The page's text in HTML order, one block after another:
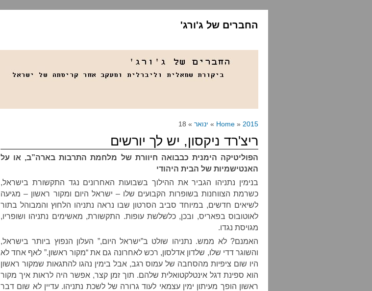
החברים של ג'ורג'
Home » 2015
» ינואר » 18
ריצ'רד ניקסון, יש לך יורשים
הפוליטיקה הימנית כבבואה חיוורת של מלחמת התרבות בארה”ב, או על
האנטישמיות של הבית היהודי
בנימין נתניהו הגביר את ההילוך בשבועות האחרונים נגד התקשורת בישראל,
כשרמת הצווחנות בשופרות הקבועים שלו – ישראל היום ומקור ראשון – מגיעה
לשיאים חדשים, במיוחד סביב הסרטון שבו נראה נתניהו הלחוץ והמבוהל בתור
לאוטובוס בפאריס, ובכן, כלשלשת עופות. התקשורת, מאשימים נתניהו ושופריו,
מגויסת נגדו.
האמנם? לא ממש. נתניהו שולט ב”ישראל היום,” העלון הנפוץ ביותר בישראל,
והשוגר דדי שלו, שלדון אדלסון, רכש לאחרונה גם את “מקור ראשון.” לאף אחד לא
היו שום ציפיות מהסחבה של עמוס רגב, אבל בימין נהגו להתגאות שמקור ראשון
הוא ספינת דגל אינטלקטואלית שלהם. תוך זמן קצר, אפשר היה לראות איך מקור
ראשון הופך מעיתון ימין עצמאי לעוד גרורה של לשכת נתניהו. עדיין לא שום דבר